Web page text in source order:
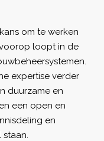
om te werken
loopt in de
expertise verder
duurzame en
een open en
en